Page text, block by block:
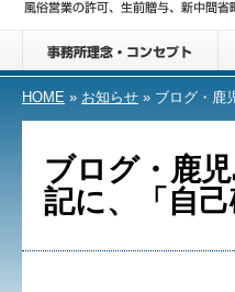
HOME » お知らせ » ブログ・鹿
ブログ・鹿
記に、「自